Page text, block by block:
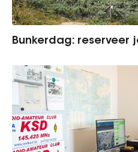
Bunkerdag: reserveer